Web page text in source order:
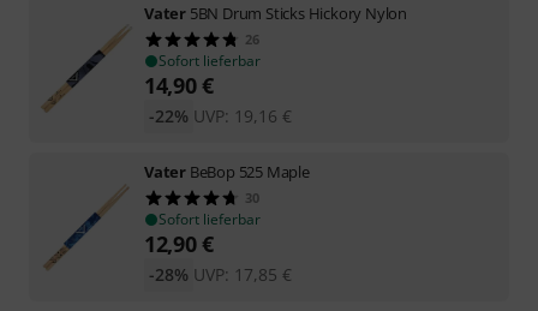
Vater 5BN Drum Sticks Hickory Nylon
26
Sofort lieferbar
14,90€
UVP: 19,16 €
-22%
Vater BeBop 525 Maple
30
Sofort lieferbar
12,90€
UVP: 17,85 €
-28%